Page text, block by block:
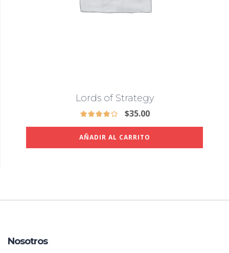
Lords of Strategy
$35.00
AÑADIR AL CARRITO
Nosotros